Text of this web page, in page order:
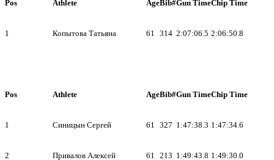
Pos Athlete AgeBib#Gun TimeChip Time
1 Копытова Татьяна 61 314 2:07:06.5 2:06:50.8
Pos Athlete AgeBib#Gun TimeChip Time
1 Синицын Сергей 61 327 1:47:38.3 1:47:34.6
2 Привалов Алексей 61 213 1:49:43.8 1:49:30.0